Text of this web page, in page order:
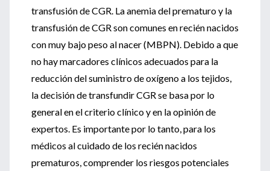
transfusión de CGR. La anemia del prematuro y la
transfusión de CGR son comunes en recién nacidos
con muy bajo peso al nacer (MBPN). Debido a que
no hay marcadores clínicos adecuados para la
reducción del suministro de oxígeno a los tejidos,
la decisión de transfundir CGR se basa por lo
general en el criterio clínico y en la opinión de
expertos. Es importante por lo tanto, para los
médicos al cuidado de los recién nacidos
prematuros, comprender los riesgos potenciales